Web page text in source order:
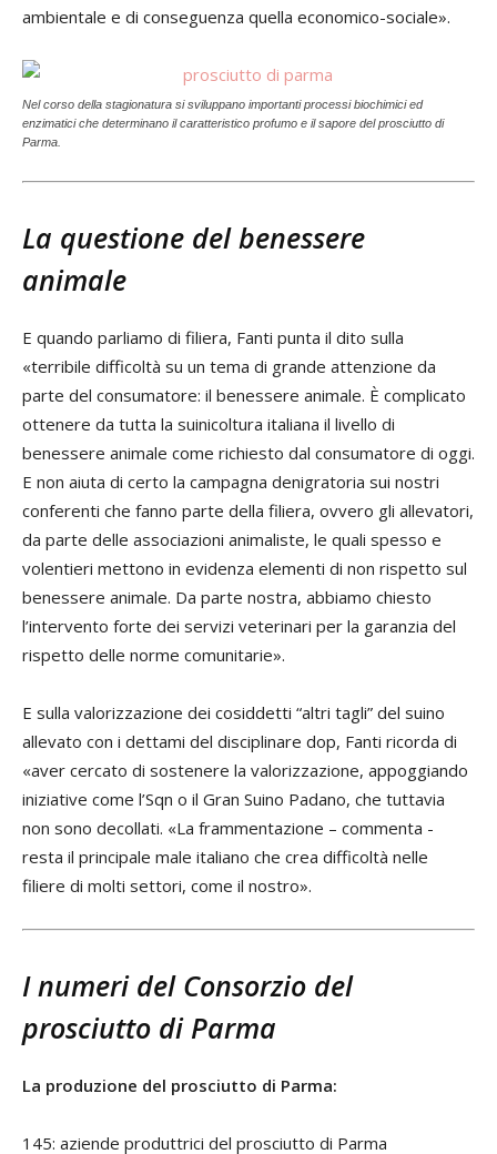
ambientale e di conseguenza quella economico-sociale».
Nel corso della stagionatura si sviluppano importanti processi biochimici ed
enzimatici che determinano il caratteristico profumo e il sapore del prosciutto di
Parma.
La questione del benessere
animale
E quando parliamo di filiera, Fanti punta il dito sulla
«terribile difficoltà su un tema di grande attenzione da
parte del consumatore: il benessere animale. È complicato
ottenere da tutta la suinicoltura italiana il livello di
benessere animale come richiesto dal consumatore di oggi.
E non aiuta di certo la campagna denigratoria sui nostri
conferenti che fanno parte della filiera, ovvero gli allevatori,
da parte delle associazioni animaliste, le quali spesso e
volentieri mettono in evidenza elementi di non rispetto sul
benessere animale. Da parte nostra, abbiamo chiesto
l’intervento forte dei servizi veterinari per la garanzia del
rispetto delle norme comunitarie».
E sulla valorizzazione dei cosiddetti “altri tagli” del suino
allevato con i dettami del disciplinare dop, Fanti ricorda di
«aver cercato di sostenere la valorizzazione, appoggiando
iniziative come l’Sqn o il Gran Suino Padano, che tuttavia
non sono decollati. «La frammentazione – commenta -
resta il principale male italiano che crea difficoltà nelle
filiere di molti settori, come il nostro».
I numeri del Consorzio del
prosciutto di Parma
La produzione del prosciutto di Parma:
145: aziende produttrici del prosciutto di Parma